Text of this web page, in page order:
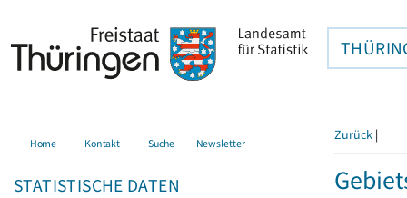
Home Kontakt Suche Newsletter
STATISTISCHE DATEN
Zurück |